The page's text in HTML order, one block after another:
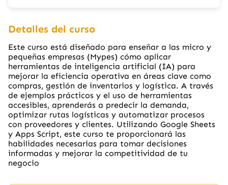
Detalles del curso
Este curso está diseñado para enseñar a las micro y
pequeñas empresas (Mypes) cómo aplicar
herramientas de inteligencia artificial (IA) para
mejorar la eficiencia operativa en áreas clave como
compras, gestión de inventarios y logística. A través
de ejemplos prácticos y el uso de herramientas
accesibles, aprenderás a predecir la demanda,
optimizar rutas logísticas y automatizar procesos
con proveedores y clientes. Utilizando Google Sheets
y Apps Script, este curso te proporcionará las
habilidades necesarias para tomar decisiones
informadas y mejorar la competitividad de tu
negocio